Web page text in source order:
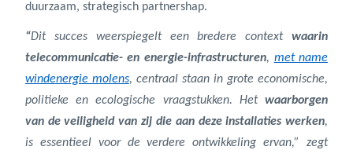
duurzaam, strategisch partnershap.
“Dit succes weerspiegelt een bredere contextwaarin
telecommunicatie- en energie-infrastructuren, met name
windenergie molens, centraal staan in grote economische,
politieke en ecologische vraagstukken. Hetwaarborgen
van de veiligheid van zij die aan deze installaties werken,
is essentieel voor de verdere ontwikkeling ervan,” zegt